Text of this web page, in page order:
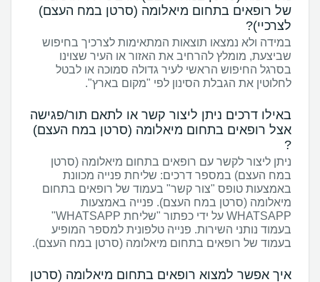
של רופאים בתחום מיאלומה (סרטן במח העצם)
לצרכיי)?
במידה ולא נמצאו תוצאות המתאימות לצרכיך בחיפוש
שביצעת, מומלץ להרחיב את האזור או העיר שצוינו
בסרגל החיפוש הראשי לעיר גדולה סמוכה או לבטל
לחלוטין את הגבלת הסינון לפי "מקום בארץ".
באילו דרכים ניתן ליצור קשר או לתאם תור/פגישה
אצל רופאים בתחום מיאלומה (סרטן במח העצם)
?
ניתן ליצור לקשר עם רופאים בתחום מיאלומה (סרטן
במח העצם) במספר דרכים: שליחת פנייה מכוונת
באמצעות טופס "צור קשר" בעמוד של רופאים בתחום
מיאלומה (סרטן במח העצם). פנייה באמצעות
WHATSAPP על ידי כפתור "שליחת WHATSAPP"
בעמוד נותני השירות. פנייה טלפונית למספר המופיע
בעמוד של רופאים בתחום מיאלומה (סרטן במח העצם).
איך אפשר למצוא רופאים בתחום מיאלומה (סרטן